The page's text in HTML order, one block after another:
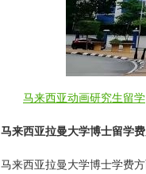
马来西亚动画研究生留学
马来西亚拉曼大学博士留学费
马来西亚拉曼大学博士学费